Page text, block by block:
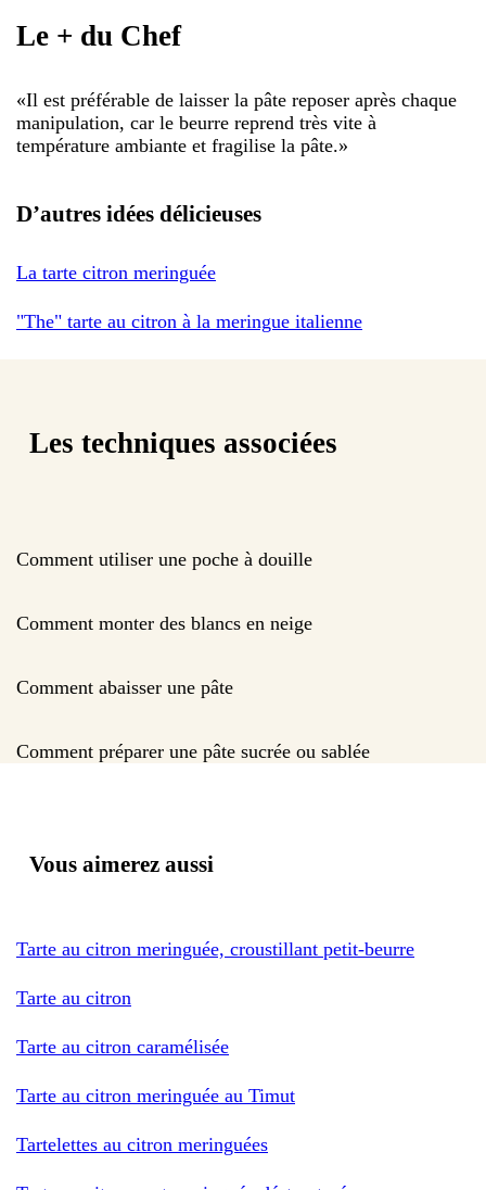
Le + du Chef
«Il est préférable de laisser la pâte reposer après chaque
manipulation, car le beurre reprend très vite à
température ambiante et fragilise la pâte.»
D’autres idées délicieuses
La tarte citron meringuée
"The" tarte au citron à la meringue italienne
Les techniques associées
Comment utiliser une poche à douille
Comment monter des blancs en neige
Comment abaisser une pâte
Comment préparer une pâte sucrée ou sablée
Vous aimerez aussi
Tarte au citron meringuée, croustillant petit-beurre
Tarte au citron
Tarte au citron caramélisée
Tarte au citron meringuée au Timut
Tartelettes au citron meringuées